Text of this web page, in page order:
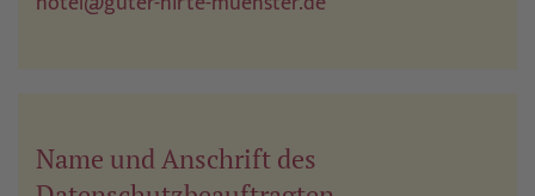
Name und Anschrift des